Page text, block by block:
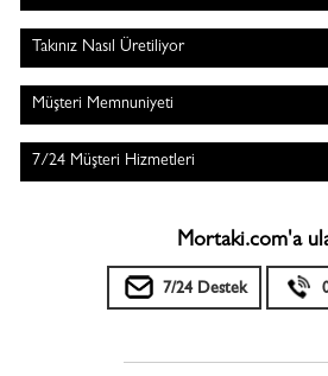
Takınız Nasıl Üretiliyor
Müşteri Memnuniyeti
7/24 Müşteri Hizmetleri
Mortaki.com'a
7/24 Destek